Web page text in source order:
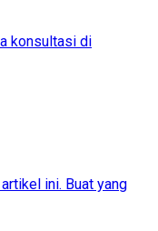
konsultasi di
ini. Buat yang